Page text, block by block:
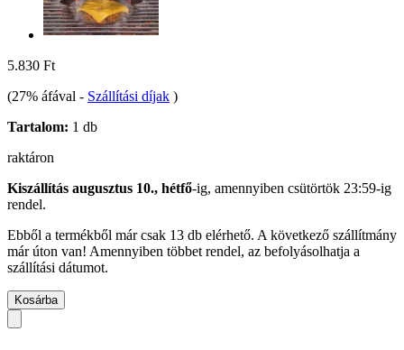
5.830 Ft
(27% áfával - Szállítási díjak )
Tartalom: 1 db
raktáron
Kiszállítás augusztus 10., hétfő-ig, amennyiben csütörtök 23:59-ig
rendel.
Ebből a termékből már csak 13 db elérhető. A következő szállítmány
már úton van! Amennyiben többet rendel, az befolyásolhatja a
szállítási dátumot.
Kosárba